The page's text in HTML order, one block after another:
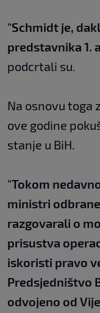
“Schmidt je,
predstavnika 1.
podcrtali su.
Na osnovu toga
ove godine
stanje u BiH.
“Tokom
ministri
razgovarali o
prisustva
iskoristi pravo
Predsjedništvo
odvojeno od